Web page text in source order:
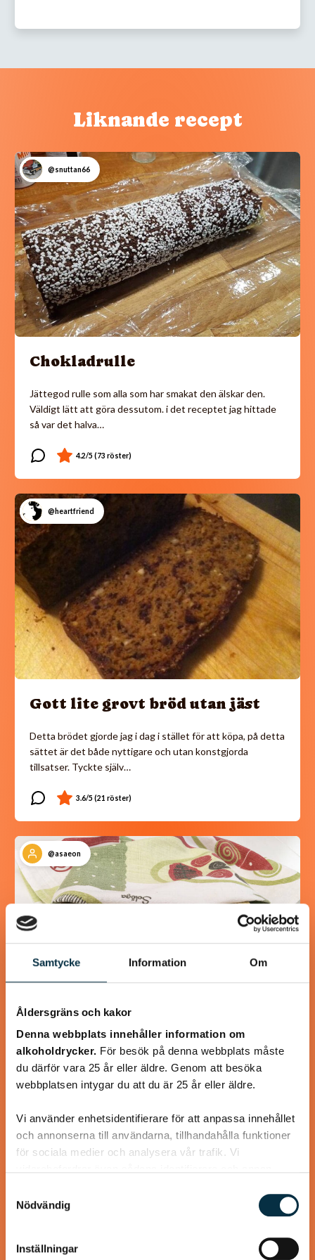
Samtycke Information Om
Åldersgräns och kakor
Denna webbplats innehåller information om
alkoholdrycker. För besök på denna webbplats måste
du därför vara 25 år eller äldre. Genom att besöka
webbplatsen intygar du att du är 25 år eller äldre.
Vi använder enhetsidentifierare för att anpassa innehållet
och annonserna till användarna, tillhandahålla funktioner
för sociala medier och analysera vår trafik. Vi
annons- och analysföretag som vi samarbetar med.
Dessa kan i sin tur kombinera informationen med annan
information som du har tillhandahållit eller som de har
samlat in när du har använt deras tjänster.
Nödvändig
Inställningar
Liknande recept
@snuttan66
Chokladrulle
Jättegod rulle som alla som har smakat den älskar den.
Väldigt lätt att göra dessutom. i det receptet jag hittade
så var det halva…
@heartfriend
Gott lite grovt bröd utan jäst
Detta brödet gjorde jag i dag i stället för att köpa, på detta
sättet är det både nyttigare och utan konstgjorda
tillsatser. Tyckte själv…
@asaeon
Glutenfri stompa
(stekpannebröd)
varianten med vete.
@asaeon